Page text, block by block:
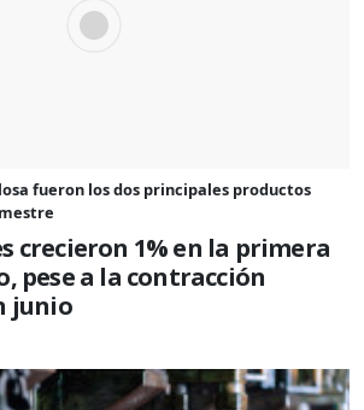
fueron los dos principales productos
crecieron 1% en la primera
pese a la contracción
junio